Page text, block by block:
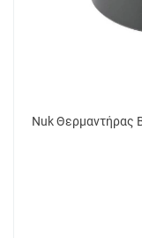
Nuk Θερμαντήρας